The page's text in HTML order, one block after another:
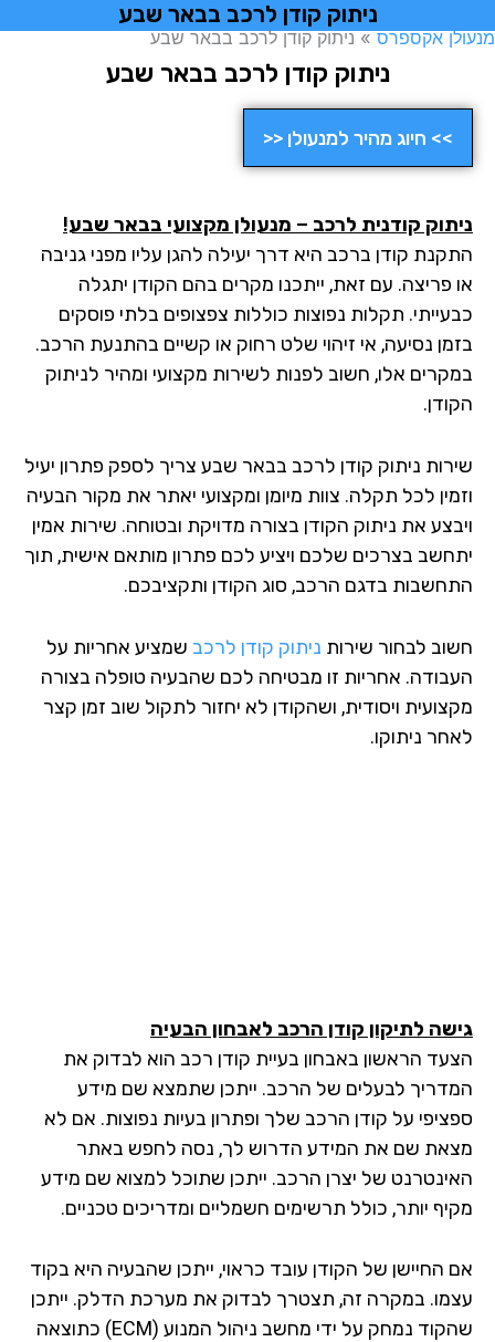
ניתוק קודן לרכב בבאר שבע
אקספרס»ניתוק קודן לרכב בבאר שבע
ניתוק קודן לרכב בבאר שבע
>> חיוג מהיר למנעולן <<
קודנית לרכב – מנעולן מקצועי בבאר שבע!
קודן ברכב היא דרך יעילה להגן עליו מפני גניבה
פריצה. עם זאת, ייתכנו מקרים בהם הקודן יתגלה
תקלות נפוצות כוללות צפצופים בלתי פוסקים
נסיעה, אי זיהוי שלט רחוק או קשיים בהתנעת הרכב.
אלו, חשוב לפנות לשירות מקצועי ומהיר לניתוק
ניתוק קודן לרכב בבאר שבע צריך לספק פתרון יעיל
לכל תקלה. צוות מיומן ומקצועי יאתר את מקור הבעיה
את ניתוק הקודן בצורה מדויקת ובטוחה. שירות אמין
בצרכים שלכם ויציע לכם פתרון מותאם אישית, תוך
בדגם הרכב, סוג הקודן ותקציבכם.
לבחור שירותניתוק קודן לרכבשמציע אחריות על
אחריות זו מבטיחה לכם שהבעיה טופלה בצורה
ויסודית, ושהקודן לא יחזור לתקול שוב זמן קצר
ניתוקו.
לתיקון קודן הרכב לאבחון הבעיה
הראשון באבחון בעיית קודן רכב הוא לבדוק את
לבעלים של הרכב. ייתכן שתמצא שם מידע
על קודן הרכב שלך ופתרון בעיות נפוצות. אם לא
שם את המידע הדרוש לך, נסה לחפש באתר
של יצרן הרכב. ייתכן שתוכל למצוא שם מידע
יותר, כולל תרשימים חשמליים ומדריכים טכניים.
החיישן של הקודן עובד כראוי, ייתכן שהבעיה היא בקוד
במקרה זה, תצטרך לבדוק את מערכת הדלק. ייתכן
שהקוד נמחק על ידי מחשב ניהול המנוע (ECM) כתוצאה